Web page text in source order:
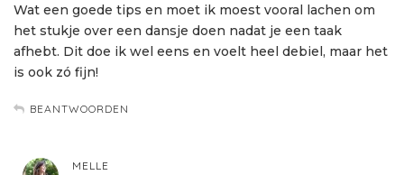
Wat een goede tips en moet ik moest vooral lachen om
het stukje over een dansje doen nadat je een taak
afhebt. Dit doe ik wel eens en voelt heel debiel, maar het
is ook zó fijn!
BEANTWOORDEN
MELLE